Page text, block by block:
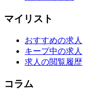
マイリスト
おすすめの求人
キープ中の求人
求人の閲覧履歴
コラム